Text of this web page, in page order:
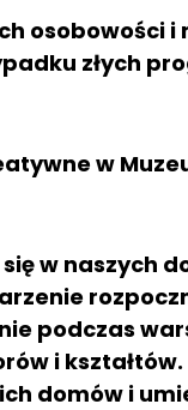
osobowości i
złych
w
w naszych
podczas
i
domów i